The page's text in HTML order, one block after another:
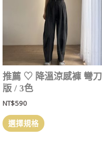
推薦 ‎♡ 降溫涼感褲 彎刀
版 / 3色
NT$590
選擇規格